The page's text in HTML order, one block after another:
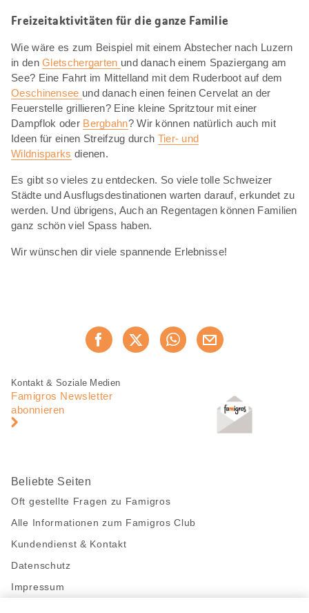
Freizeitaktivitäten für die ganze Familie
Wie wäre es zum Beispiel mit einem Abstecher nach Luzern
in denGletschergarten und danach einem Spaziergang am
See? Eine Fahrt im Mittelland mit dem Ruderboot auf dem
Oeschinensee und danach einen feinen Cervelat an der
Feuerstelle grillieren? Eine kleine Spritztour mit einer
Dampflok oder Bergbahn? Wir können natürlich auch mit
Ideen für einen Streifzug durch Tier- und
Wildnisparks dienen.
Es gibt so vieles zu entdecken. So viele tolle Schweizer
Städte und Ausflugsdestinationen warten darauf, erkundet zu
werden. Und übrigens, Auch an Regentagen können Familien
ganz schön viel Spass haben.
Wir wünschen dir viele spannende Erlebnisse!
Jetzt weiterempfehlen
Fusszeile
Fusszeile
Navigation
Kontakt & Soziale Medien
Famigros Newsletter
abonnieren
Beliebte Seiten
Oft gestellte Fragen zu Famigros
Alle Informationen zum Famigros Club
Kundendienst & Kontakt
Datenschutz
Impressum